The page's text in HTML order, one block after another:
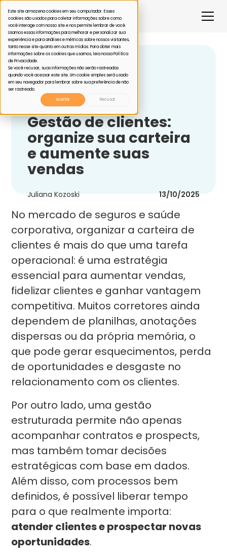
Este site armazena cookies em seu computador. Esses
cookies são usados para coletar informações sobre como
você interage com nosso site e nos permite lembrar de você.
Usamos essas informações para melhorar e personalizar sua
experiência e para análises e métricas sobre nossos visitantes,
tanto nesse site quanto em outras mídias. Para obter mais
informações sobre os cookies que usamos, leia nossa Política
de Privacidade.
Se você recusar, suas informações não serão rastreadas
quando você acessar este site. Um cookie simples será usado
em seu navegador para lembrar sobre sua preferência de não
ser rastreado.
Aceitar
Recusar
Voltar
Corretores de saúde
Gestão de clientes:
organize sua carteira
e aumente suas
vendas
Juliana Kozoski 13/10/2025
No mercado de seguros e saúde
corporativa, organizar a carteira de
clientes é mais do que uma tarefa
operacional: é uma estratégia
essencial para aumentar vendas,
fidelizar clientes e ganhar vantagem
competitiva. Muitos corretores ainda
dependem de planilhas, anotações
dispersas ou da própria memória, o
que pode gerar esquecimentos, perda
de oportunidades e desgaste no
relacionamento com os clientes.
Por outro lado, uma gestão
estruturada permite não apenas
acompanhar contratos e prospects,
mas também tomar decisões
estratégicas com base em dados.
Além disso, com processos bem
definidos, é possível liberar tempo
para o que realmente importa:
atender clientes e prospectar novas
oportunidades.